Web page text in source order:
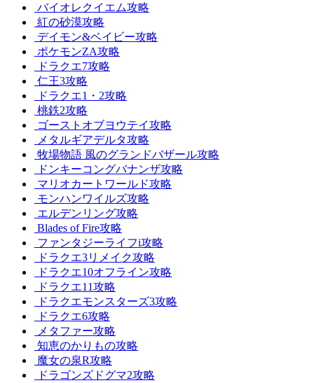
バイオレクイエム攻略
紅の砂漠攻略
デイモン&ベイビー攻略
ポケモンZA攻略
ドラクエ7攻略
仁王3攻略
ドラクエ1・2攻略
桃鉄2攻略
ゴーストオブヨウテイ攻略
メタルギアデルタ攻略
牧場物語 風のグランドバザール攻略
ドンキーコングバナンザ攻略
マリオカートワールド攻略
モンハンワイルズ攻略
エルデンリング攻略
Blades of Fire攻略
ファンタジーライフi攻略
ドラクエ3リメイク攻略
ドラクエ10オフライン攻略
ドラクエ11攻略
ドラクエモンスターズ3攻略
ドラクエ6攻略
メタファー攻略
知恵のかりもの攻略
魔女の泉R攻略
ドラゴンズドグマ2攻略